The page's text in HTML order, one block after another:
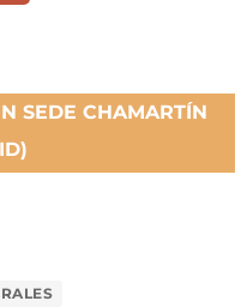
SEDE CHAMARTÍN